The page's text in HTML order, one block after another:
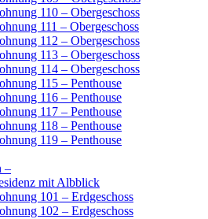
110 – Obergeschoss
111 – Obergeschoss
112 – Obergeschoss
113 – Obergeschoss
114 – Obergeschoss
115 – Penthouse
116 – Penthouse
117 – Penthouse
118 – Penthouse
119 – Penthouse
–
mit Albblick
101 – Erdgeschoss
102 – Erdgeschoss